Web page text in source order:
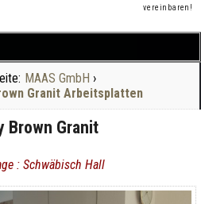
vereinbaren!
MAAS GmbH ›
Granit Arbeitsplatten
Brown Granit
: Schwäbisch Hall